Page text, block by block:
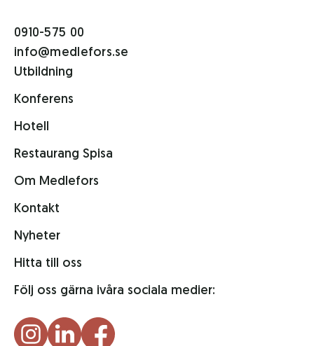
0910-575 00
info@medlefors.se
Utbildning
Konferens
Hotell
Restaurang Spisa
Om Medlefors
Kontakt
Nyheter
Hitta till oss
Följ oss gärna ivåra sociala medier: